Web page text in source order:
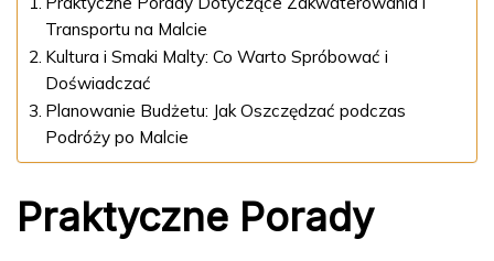
Transportu na Malcie
Kultura i Smaki Malty: Co Warto Spróbować i
Doświadczać
Planowanie Budżetu: Jak Oszczędzać podczas
Podróży po Malcie
Praktyczne Porady